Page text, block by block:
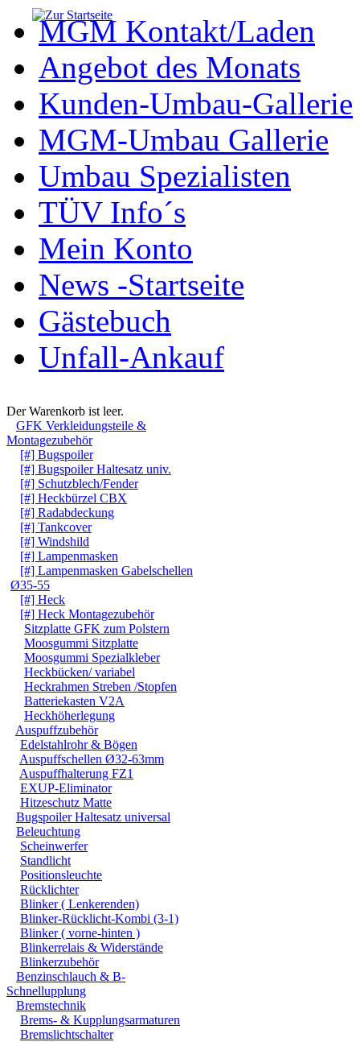
MGM Kontakt/Laden
Angebot des Monats
Kunden-Umbau-Gallerie
MGM-Umbau Gallerie
Umbau Spezialisten
TÜV Info´s
Mein Konto
News -Startseite
Gästebuch
Unfall-Ankauf
Der Warenkorb ist leer.
GFK Verkleidungsteile &
Montagezubehör
[#] Bugspoiler
[#] Bugspoiler Haltesatz univ.
[#] Schutzblech/Fender
[#] Heckbürzel CBX
[#] Radabdeckung
[#] Tankcover
[#] Windshild
[#] Lampenmasken
[#] Lampenmasken Gabelschellen
Ø35-55
[#] Heck
[#] Heck Montagezubehör
Sitzplatte GFK zum Polstern
Moosgummi Sitzplatte
Moosgummi Spezialkleber
Heckbücken/ variabel
Heckrahmen Streben /Stopfen
Batteriekasten V2A
Heckhöherlegung
Auspuffzubehör
Edelstahlrohr & Bögen
Auspuffschellen Ø32-63mm
Auspuffhalterung FZ1
EXUP-Eliminator
Hitzeschutz Matte
Bugspoiler Haltesatz universal
Beleuchtung
Scheinwerfer
Standlicht
Positionsleuchte
Rücklichter
Blinker ( Lenkerenden)
Blinker-Rücklicht-Kombi (3-1)
Blinker ( vorne-hinten )
Blinkerrelais & Widerstände
Blinkerzubehör
Benzinschlauch & B-
Schnellupplung
Bremstechnik
Brems- & Kupplungsarmaturen
Bremslichtschalter